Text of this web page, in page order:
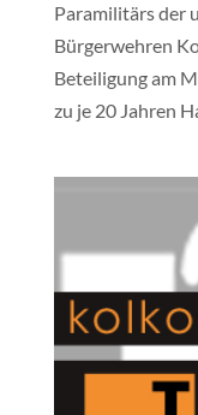
Paramilitärs der
Bürgerwehren
Beteiligung am
zu je 20 Jahren